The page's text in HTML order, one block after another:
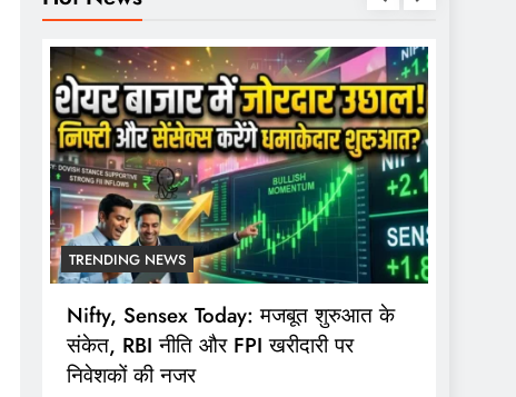
TRENDING NEWS
Nifty, Sensex Today: मजबूत शुरुआत के
संकेत, RBI नीति और FPI खरीदारी पर
निवेशकों की नजर